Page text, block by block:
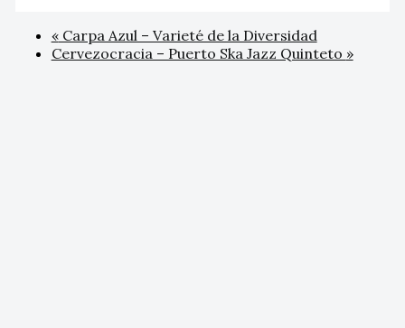
«Carpa Azul – Varieté de la Diversidad
Cervezocracia – Puerto Ska Jazz Quinteto »